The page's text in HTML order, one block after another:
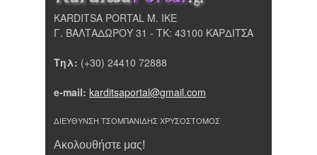
KARDITSA PORTAL Μ. ΙΚΕ
Γ. ΒΑΛΤΑΔΩΡΟΥ 31 - ΤΚ: 43100 ΚΑΡΔΙΤΣΑ
Τηλ: (+30) 24410 72888
e-mail: karditsaportal@gmail.com
ΔΙΕΥΘΥΝΣΗ ΤΣΟΜΠΑΝΙΔΗΣ ΧΡΥΣΟΣΤΟΜΟΣ
Ακολουθήστε μας!